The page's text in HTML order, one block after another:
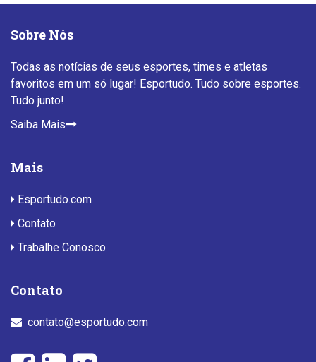
Sobre Nós
Todas as notícias de seus esportes, times e atletas
favoritos em um só lugar! Esportudo. Tudo sobre esportes.
Tudo junto!
Saiba Mais
Mais
Esportudo.com
Contato
Trabalhe Conosco
Contato
contato@esportudo.com